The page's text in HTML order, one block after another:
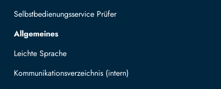
Selbstbedienungsservice Prüfer
Allgemeines
Leichte Sprache
Kommunikationsverzeichnis (intern)